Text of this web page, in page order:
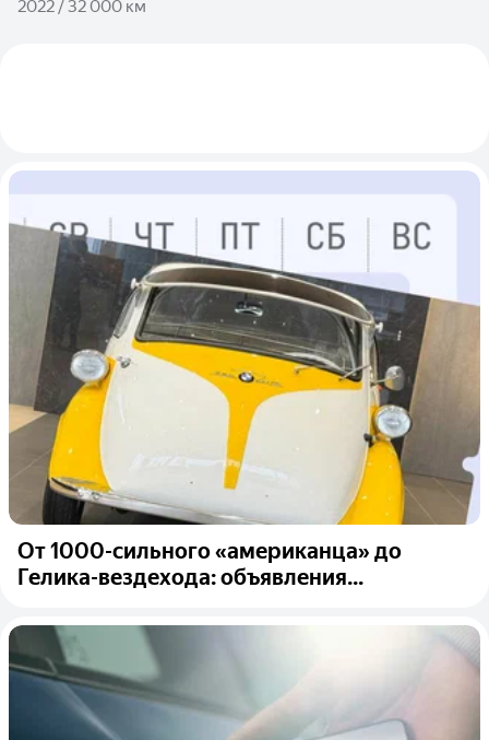
2022 / 32 000 км
От 1000-сильного «американца» до
Гелика-вездехода: объявления...